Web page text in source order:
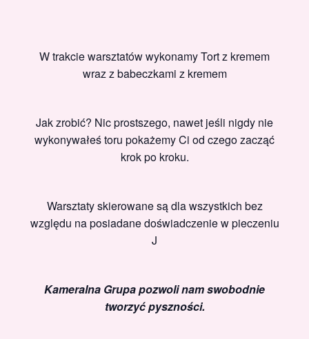
W trakcie warsztatów wykonamy Tort z kremem
wraz z babeczkami z kremem
Jak zrobić? Nic prostszego, nawet jeśli nigdy nie
wykonywałeś toru pokażemy Ci od czego zacząć
krok po kroku.
Warsztaty skierowane są dla wszystkich bez
względu na posiadane doświadczenie w pieczeniu
J
Kameralna Grupa pozwoli nam swobodnie
tworzyć pyszności.